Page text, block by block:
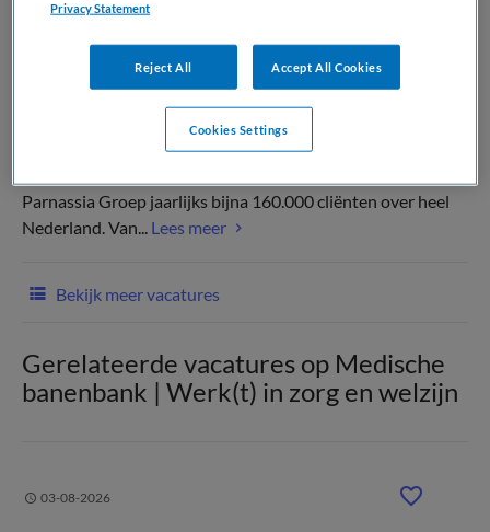
Parnassia Groep jaarlijks bijna 160.000 cliënten over heel
Nederland. Van... Lees meer
Bekijk meer vacatures
Gerelateerde vacatures op Medische
banenbank | Werk(t) in zorg en welzijn
03-08-2026
Privacy Statement
Reject All Accept All Cookies
Cookies Settings